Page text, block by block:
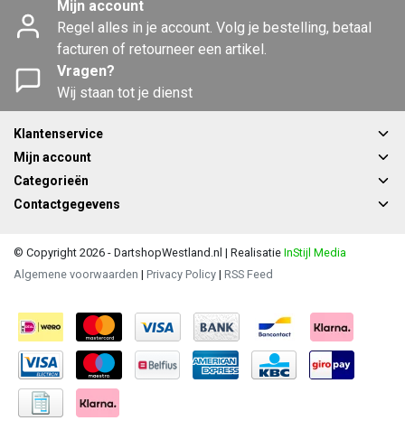
Mijn account
Regel alles in je account. Volg je bestelling, betaal
facturen of retourneer een artikel.
Vragen?
Wij staan tot je dienst
Klantenservice
Mijn account
Categorieën
Contactgegevens
© Copyright 2026 - DartshopWestland.nl | Realisatie InStijl Media
Algemene voorwaarden | Privacy Policy | RSS Feed